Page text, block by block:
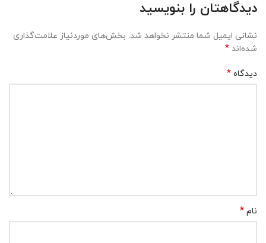
دیدگاهتان را بنویسید
نشانی ایمیل شما منتشر نخواهد شد. بخش‌های موردنیاز علامت‌گذاری
شده‌اند *
دیدگاه *
نام *